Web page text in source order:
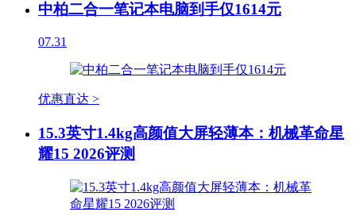
中柏二合一笔记本电脑到手仅1614元
07.31
优惠直达 >
15.3英寸1.4kg高颜值大屏轻薄本：机械革命星
耀15 2026评测